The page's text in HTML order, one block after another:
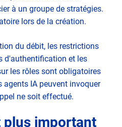
à un groupe de stratégies.
lors de la création.
du débit, les restrictions
d'authentification et les
les rôles sont obligatoires
agents IA peuvent invoquer
ne soit effectué.
plus important